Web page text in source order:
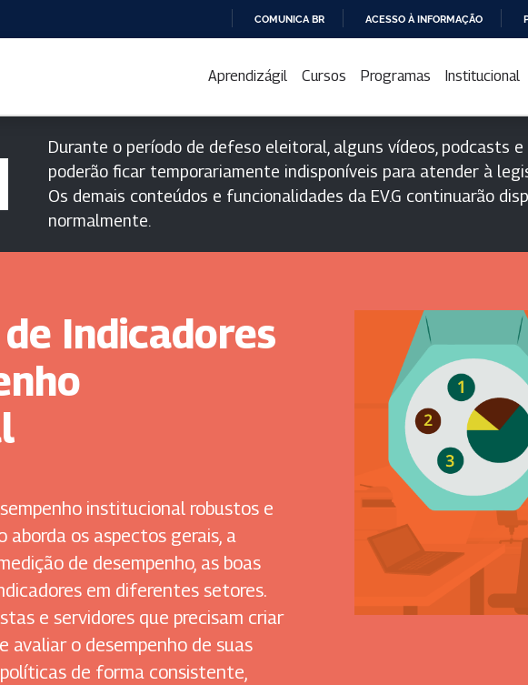
PARA
CONTEÚDO
COMUNICA BR ACESSO À INFORMAÇÃO
Aprendizágil Cursos Programas Institucional
Durante o período de defeso eleitoral, alguns vídeos, podcasts
poderão ficar temporariamente indisponíveis para atender à
Os demais conteúdos e funcionalidades da EV.G continuarão
normalmente.
Indicadores
institucional robustos e
aborda os aspectos gerais, a
de desempenho, as boas
em diferentes setores.
e servidores que precisam criar
avaliar o desempenho de suas
de forma consistente,